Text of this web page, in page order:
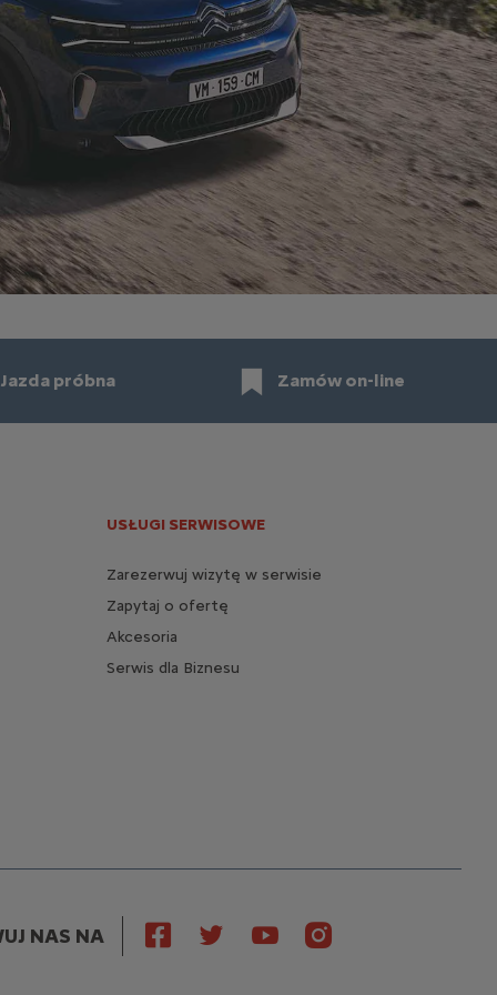
Jazda próbna Zamów on-line
USŁUGI SERWISOWE
Zarezerwuj wizytę w serwisie
Zapytaj o ofertę
Akcesoria
Serwis dla Biznesu
NAS NA